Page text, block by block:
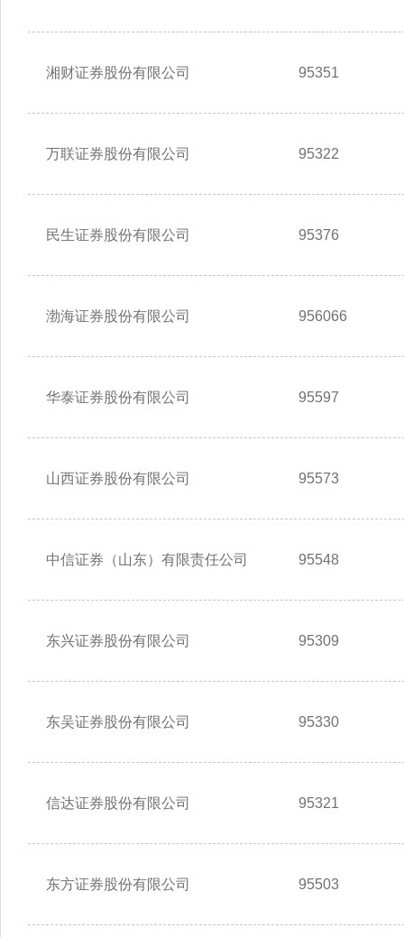
湘财证券股份有限公司 95351
万联证券股份有限公司 95322
民生证券股份有限公司 95376
渤海证券股份有限公司 956066
华泰证券股份有限公司 95597
山西证券股份有限公司 95573
中信证券（山东）有限责任公司 95548
东兴证券股份有限公司 95309
东吴证券股份有限公司 95330
信达证券股份有限公司 95321
东方证券股份有限公司 95503